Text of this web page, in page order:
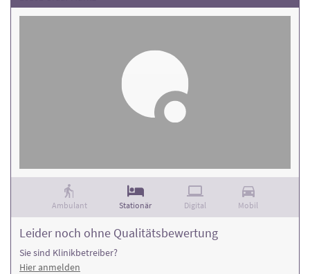
Ambulant Stationär Digital Mobil
Leider noch ohne Qualitätsbewertung
Sie sind Klinikbetreiber?
Hier anmelden